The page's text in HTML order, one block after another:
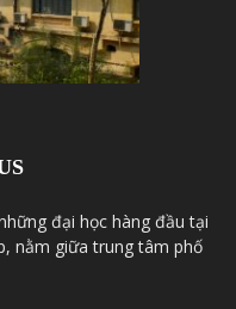
đại học hàng đầu tại
nằm giữa trung tâm phố